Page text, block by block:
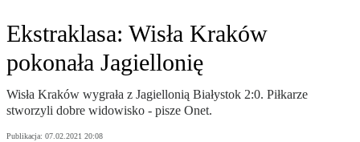
Ekstraklasa: Wisła Kraków
pokonała Jagiellonię
Wisła Kraków wygrała z Jagiellonią Białystok 2:0. Piłkarze
stworzyli dobre widowisko - pisze Onet.
Publikacja: 07.02.2021 20:08